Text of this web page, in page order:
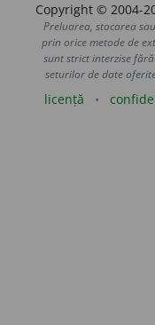
Copyright © 2004-
Preluarea, stocarea
prin orice metode de
sunt strict interzise
seturilor de date
licență